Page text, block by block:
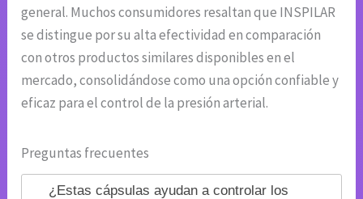
general. Muchos consumidores resaltan que INSPILAR
se distingue por su alta efectividad en comparación
con otros productos similares disponibles en el
mercado, consolidándose como una opción confiable y
eficaz para el control de la presión arterial.
Preguntas frecuentes
¿Estas cápsulas ayudan a controlar los